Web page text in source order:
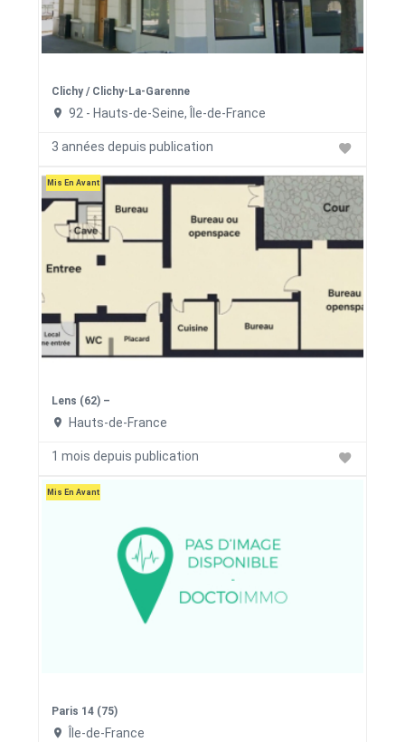
Clichy / Clichy-La-Garenne
92 - Hauts-de-Seine, Île-de-France
3 années depuis publication
Mis En Avant
Lens (62) –
Hauts-de-France
1 mois depuis publication
Mis En Avant
Paris 14 (75)
Île-de-France